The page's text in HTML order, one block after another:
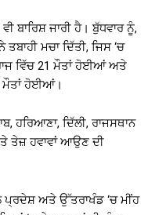
ਬਾਰਿਸ਼ ਜਾਰੀ ਹੈ। ਬੁੱਧਵਾਰ ਨੂੰ,
ਮਚਾ ਦਿੱਤੀ, ਜਿਸ ‘ਚ
ਵਿੱਚ 21 ਮੌਤਾਂ ਹੋਈਆਂ ਅਤੇ
ਮੌਤਾਂ ਹੋਈਆਂ।
ਹਰਿਆਣਾ, ਦਿੱਲੀ, ਰਾਜਸਥਾਨ
ਤੇਜ਼ ਹਵਾਵਾਂ ਆਉਣ ਦੀ
ਪ੍ਰਦੇਸ਼ ਅਤੇ ਉੱਤਰਾਖੰਡ ‘ਚ ਮੀਂਹ